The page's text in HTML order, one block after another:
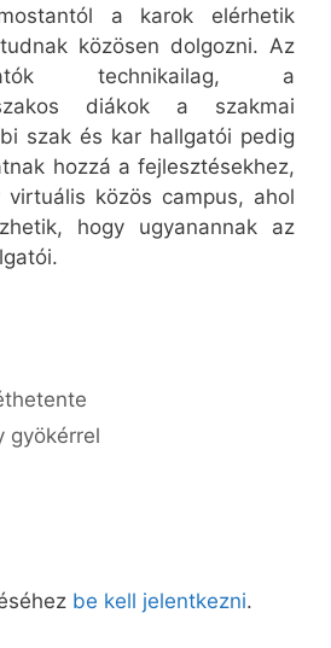
a karok elérhetik
közösen dolgozni. Az
technikailag, a
diákok a szakmai
szak és kar hallgatói pedig
hozzá a fejlesztésekhez,
közös campus, ahol
hogy ugyanannak az
gyökérrel
be kell jelentkezni.